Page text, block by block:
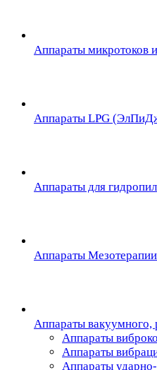
Аппараты микротоков
Аппараты LPG
Аппараты для
Аппараты
Аппараты вакуумного,
Аппараты
Аппараты
Аппараты